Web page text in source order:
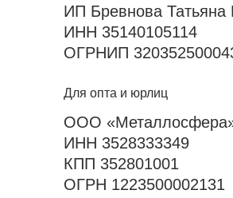
ИП Бревнова Татьяна
ИНН 35140105114
ОГРНИП
Для опта и юрлиц
ООО
ИНН 3528333349
КПП 352801001
ОГРН 1223500002131